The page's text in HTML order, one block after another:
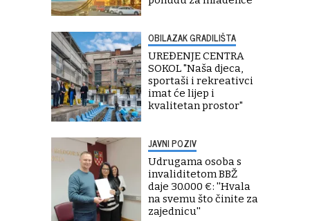
OBILAZAK GRADILIŠTA
UREĐENJE CENTRA
SOKOL "Naša djeca,
sportaši i rekreativci
imat će lijep i
kvalitetan prostor"
JAVNI POZIV
Udrugama osoba s
invaliditetom BBŽ
daje 30.000 €: ''Hvala
na svemu što činite za
zajednicu''